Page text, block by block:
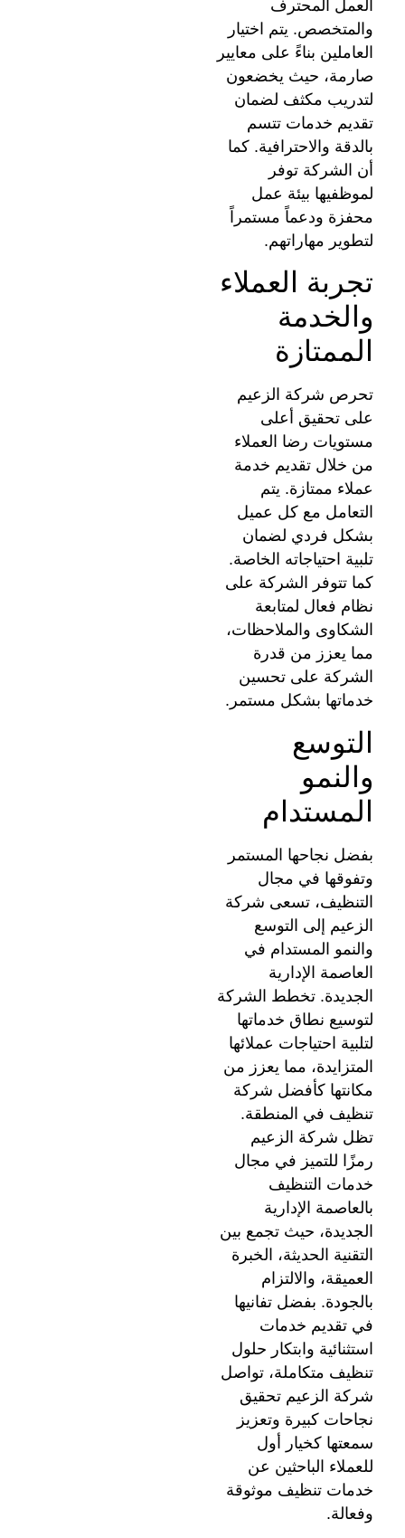
العمل المحترف
والمتخصص. يتم اختيار
العاملين بناءً على معايير
صارمة، حيث يخضعون
لتدريب مكثف لضمان
تقديم خدمات تتسم
بالدقة والاحترافية. كما
أن الشركة توفر
لموظفيها بيئة عمل
محفزة ودعماً مستمراً
لتطوير مهاراتهم.
تجربة العملاء
والخدمة
الممتازة
تحرص شركة الزعيم
على تحقيق أعلى
مستويات رضا العملاء
من خلال تقديم خدمة
عملاء ممتازة. يتم
التعامل مع كل عميل
بشكل فردي لضمان
تلبية احتياجاته الخاصة.
كما تتوفر الشركة على
نظام فعال لمتابعة
الشكاوى والملاحظات،
مما يعزز من قدرة
الشركة على تحسين
خدماتها بشكل مستمر.
التوسع
والنمو
المستدام
بفضل نجاحها المستمر
وتفوقها في مجال
التنظيف، تسعى شركة
الزعيم إلى التوسع
والنمو المستدام في
العاصمة الإدارية
الجديدة. تخطط الشركة
لتوسيع نطاق خدماتها
لتلبية احتياجات عملائها
المتزايدة، مما يعزز من
مكانتها كأفضل شركة
تنظيف في المنطقة.
تظل شركة الزعيم
رمزًا للتميز في مجال
خدمات التنظيف
بالعاصمة الإدارية
الجديدة، حيث تجمع بين
التقنية الحديثة، الخبرة
العميقة، والالتزام
بالجودة. بفضل تفانيها
في تقديم خدمات
استثنائية وابتكار حلول
تنظيف متكاملة، تواصل
شركة الزعيم تحقيق
نجاحات كبيرة وتعزيز
سمعتها كخيار أول
للعملاء الباحثين عن
خدمات تنظيف موثوقة
وفعالة.